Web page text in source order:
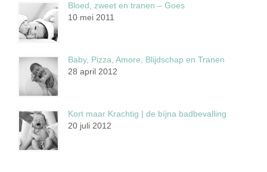
Bloed, zweet en tranen – Goes
10 mei 2011
Baby, Pizza, Amore, Blijdschap en Tranen
28 april 2012
Kort maar Krachtig | de bíjna badbevalling
20 juli 2012